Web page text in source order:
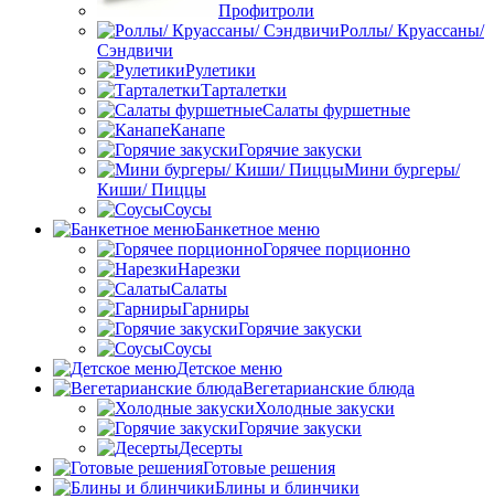
Профитроли
Роллы/ Круассаны/
Сэндвичи
Рулетики
Тарталетки
Салаты фуршетные
Канапе
Горячие закуски
Мини бургеры/
Киши/ Пиццы
Соусы
Банкетное меню
Горячее порционно
Нарезки
Салаты
Гарниры
Горячие закуски
Соусы
Детское меню
Вегетарианские блюда
Холодные закуски
Горячие закуски
Десерты
Готовые решения
Блины и блинчики